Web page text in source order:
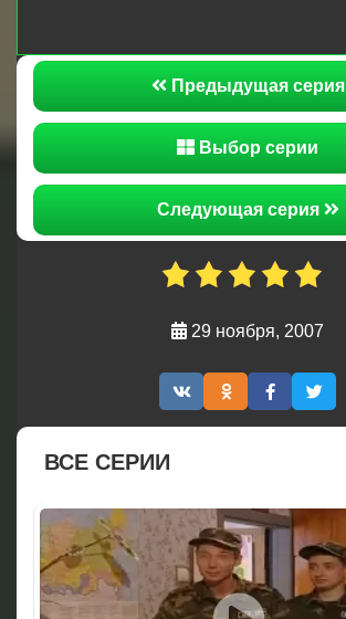
Предыдущая серия
Выбор серии
Следующая серия
29 ноября, 2007
ВСЕ СЕРИИ